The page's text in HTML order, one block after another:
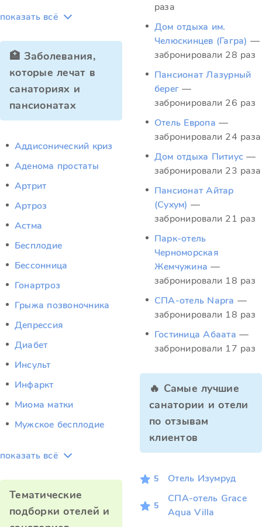
показать всё
🏥 Заболевания,
которые лечат в
санаториях и
пансионатах
Аддисонический криз
Аденома простаты
Артрит
Артроз
Астма
Бесплодие
Бессонница
Гонартроз
Грыжа позвоночника
Депрессия
Диабет
Инсульт
Инфаркт
Миома матки
Мужское бесплодие
показать всё
Тематические
подборки отелей и
раза
Дом отдыха им.
Челюскинцев (Гагра) —
забронировали 28 раз
Пансионат Лазурный
берег —
забронировали 26 раз
Отель Европа —
забронировали 24 раза
Дом отдыха Питиус —
забронировали 23 раза
Пансионат Айтар
(Сухум) —
забронировали 21 раз
Парк-отель
Черноморская
Жемчужина —
забронировали 18 раз
СПА-отель Napra —
забронировали 18 раз
Гостиница Абаата —
забронировали 17 раз
🔥 Самые лучшие
санатории и отели
по отзывам
клиентов
5 Отель Изумруд
5
СПА-отель Grace
Aqua Villa